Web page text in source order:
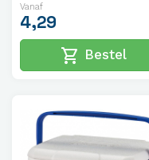
Vanaf
4,29
shopping_cart Bestel